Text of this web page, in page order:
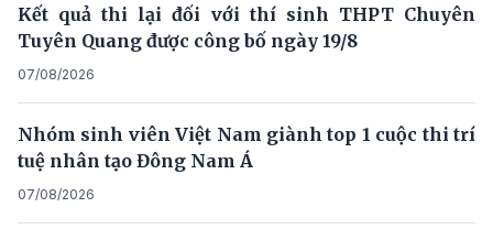
Kết quả thi lại đối với thí sinh THPT Chuyên
Tuyên Quang được công bố ngày 19/8
07/08/2026
Nhóm sinh viên Việt Nam giành top 1 cuộc thi trí
tuệ nhân tạo Đông Nam Á
07/08/2026